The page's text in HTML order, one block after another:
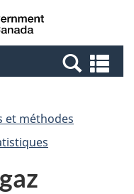
Canada
et
et méthodes